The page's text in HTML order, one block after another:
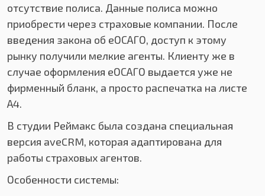
отсутствие полиса. Данные полиса можно
приобрести через страховые компании. После
введения закона об еОСАГО, доступ к этому
рынку получили мелкие агенты. Клиенту же в
случае оформления еОСАГО выдается уже не
фирменный бланк, а просто распечатка на листе
А4.
В студии Реймакс была создана специальная
версия aveCRM, которая адаптирована для
работы страховых агентов.
Особенности системы: